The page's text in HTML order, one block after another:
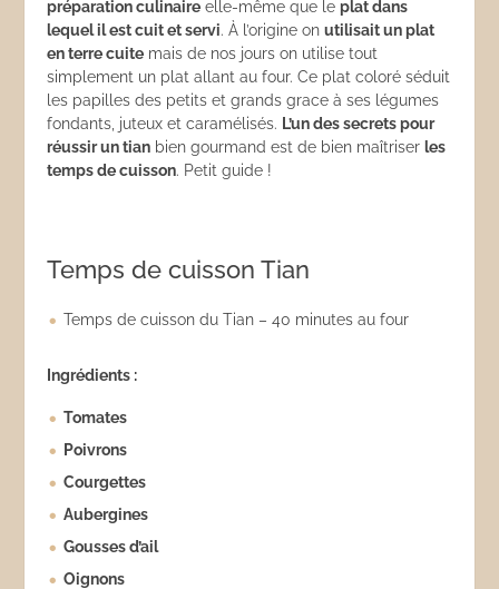
préparation culinaire elle-même que leplat dans
lequel il est cuit et servi. À l’origine onutilisait un plat
en terre cuite mais de nos jours on utilise tout
simplement un plat allant au four. Ce plat coloré séduit
les papilles des petits et grands grace à ses légumes
fondants, juteux et caramélisés. L’un des secrets pour
réussir un tian bien gourmand est de bien maîtriser les
temps de cuisson. Petit guide !
Temps de cuisson Tian
Temps de cuisson du Tian – 40 minutes au four
Ingrédients :
Tomates
Poivrons
Courgettes
Aubergines
Gousses d’ail
Oignons